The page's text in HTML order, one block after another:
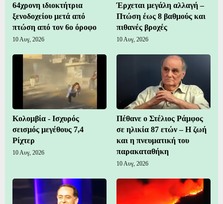
64χρονη ιδιοκτήτρια
ξενοδοχείου μετά από
πτώση από τον 6ο όροφο
10 Αυγ, 2026
Έρχεται μεγάλη αλλαγή –
Πτώση έως 8 βαθμούς και
πιθανές βροχές
10 Αυγ, 2026
Κολομβία - Ισχυρός
σεισμός μεγέθους 7,4
Ρίχτερ
10 Αυγ, 2026
Πέθανε ο Στέλιος Ράμφος
σε ηλικία 87 ετών – Η ζωή
και η πνευματική του
παρακαταθήκη
10 Αυγ, 2026